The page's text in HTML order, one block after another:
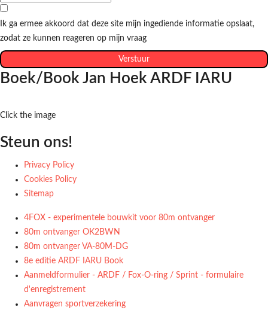
Ik ga ermee akkoord dat deze site mijn ingediende informatie opslaat,
zodat ze kunnen reageren op mijn vraag
Verstuur
Boek/Book Jan Hoek ARDF IARU
Click the image
Steun ons!
Privacy Policy
Cookies Policy
Sitemap
4FOX - experimentele bouwkit voor 80m ontvanger
80m ontvanger OK2BWN
80m ontvanger VA-80M-DG
8e editie ARDF IARU Book
Aanmeldformulier - ARDF / Fox-O-ring / Sprint - formulaire
d'enregistrement
Aanvragen sportverzekering